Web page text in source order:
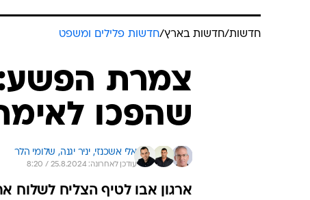
חדשות/חדשות בארץ/חדשות פלילים ומשפט
צמרת
שהפכו
אלי אשכנזי, יניר יגנה, שלומי הלר
עודכן לאחרונה: 25.8.2024 / 8:20
ארגון אבו לטיף הצליח לשלוח